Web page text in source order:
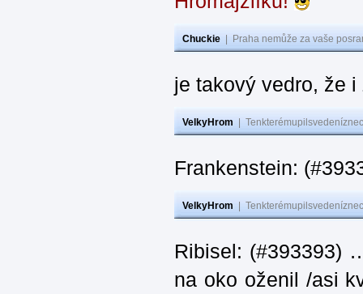
Chuckie Praha nemůže za vaše
je takový vedro, že
VelkyHrom
Frankenstein:
VelkyHrom
Ribisel: (#393393)
na oko oženil /asi